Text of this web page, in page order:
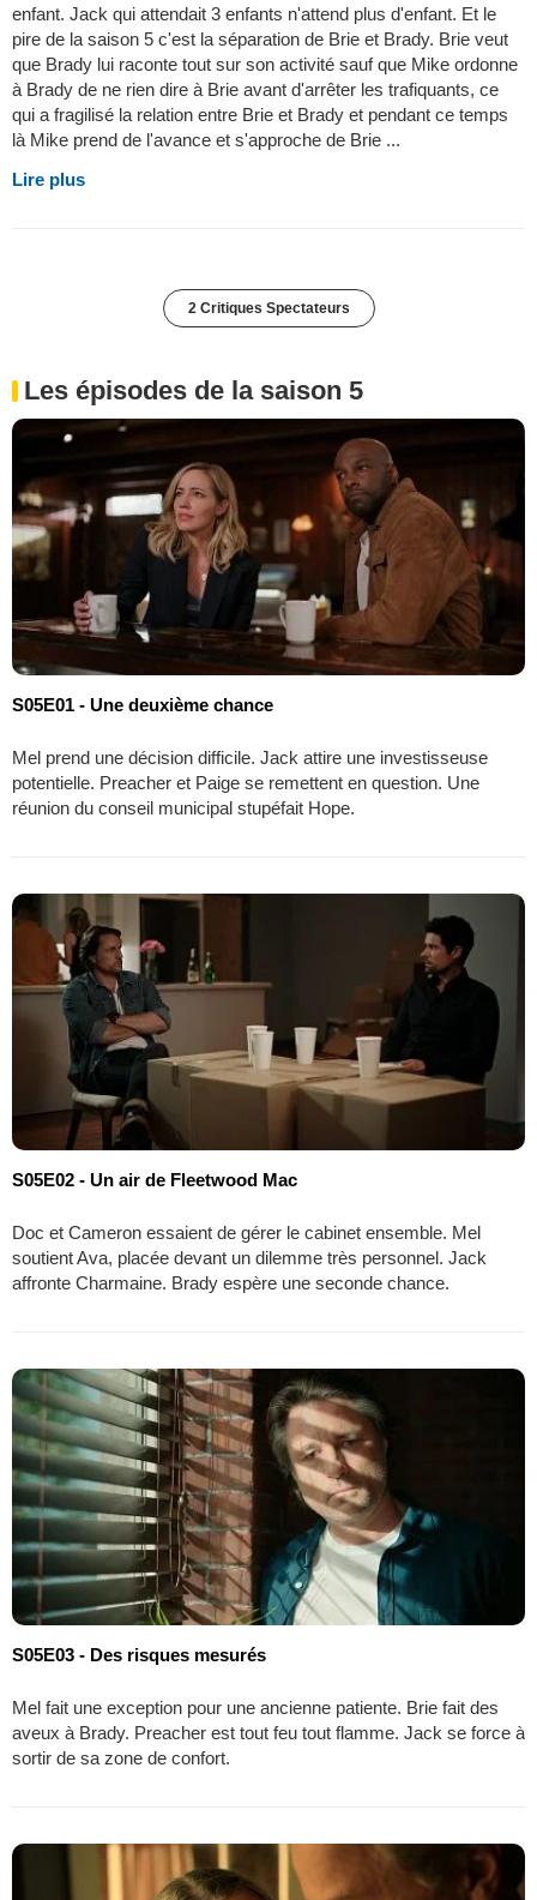
enfant. Jack qui attendait 3 enfants n'attend plus d'enfant. Et le
pire de la saison 5 c'est la séparation de Brie et Brady. Brie veut
que Brady lui raconte tout sur son activité sauf que Mike ordonne
à Brady de ne rien dire à Brie avant d'arrêter les trafiquants, ce
qui a fragilisé la relation entre Brie et Brady et pendant ce temps
là Mike prend de l'avance et s'approche de Brie ...
Lire plus
2 Critiques Spectateurs
Les épisodes de la saison 5
S05E01 - Une deuxième chance
Mel prend une décision difficile. Jack attire une investisseuse
potentielle. Preacher et Paige se remettent en question. Une
réunion du conseil municipal stupéfait Hope.
S05E02 - Un air de Fleetwood Mac
Doc et Cameron essaient de gérer le cabinet ensemble. Mel
soutient Ava, placée devant un dilemme très personnel. Jack
affronte Charmaine. Brady espère une seconde chance.
S05E03 - Des risques mesurés
Mel fait une exception pour une ancienne patiente. Brie fait des
aveux à Brady. Preacher est tout feu tout flamme. Jack se force à
sortir de sa zone de confort.